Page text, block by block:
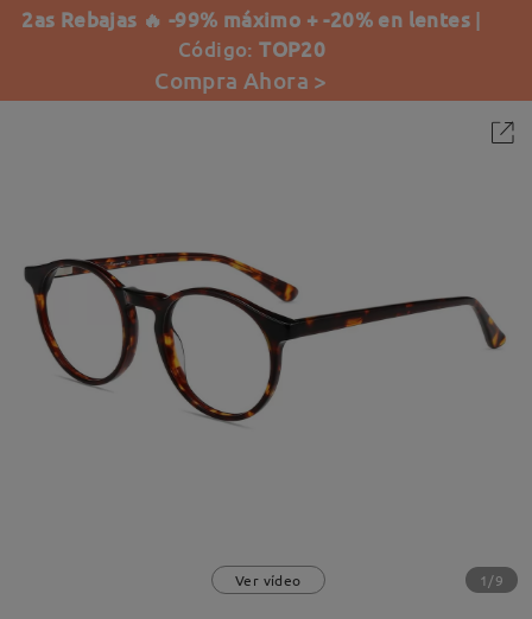
2as Rebajas 🔥 -99% máximo + -20% en lentes |
Código:TOP20
Compra Ahora >
Ver vídeo 1/9